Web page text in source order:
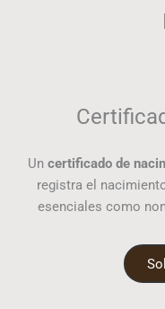
Un certificado de
registra el
esenciales como